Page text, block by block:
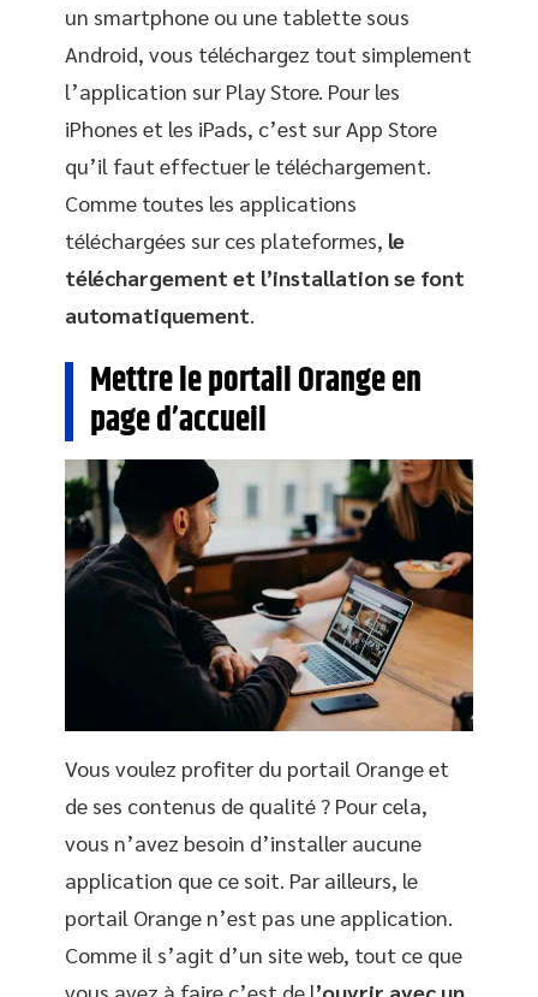
un smartphone ou une tablette sous
Android, vous téléchargez tout simplement
l’application sur Play Store. Pour les
iPhones et les iPads, c’est sur App Store
qu’il faut effectuer le téléchargement.
Comme toutes les applications
téléchargées sur ces plateformes, le
téléchargement et l’installation se font
automatiquement
Mettre le portail Orange en
page d’accueil
Vous voulez profiter du portail Orange et
de ses contenus de qualité ? Pour cela,
vous n’avez besoin d’installer aucune
application que ce soit. Par ailleurs, le
portail Orange n’est pas une application.
Comme il s’agit d’un site web, tout ce que